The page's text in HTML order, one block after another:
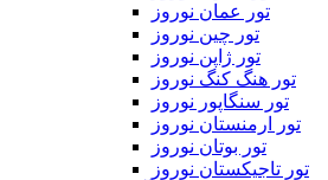
تور عمان نوروز
تور چین نوروز
تور ژاپن نوروز
تور هنگ کنگ نوروز
تور سنگاپور نوروز
تور ارمنستان نوروز
تور بوتان نوروز
تور تاجیکستان نوروز